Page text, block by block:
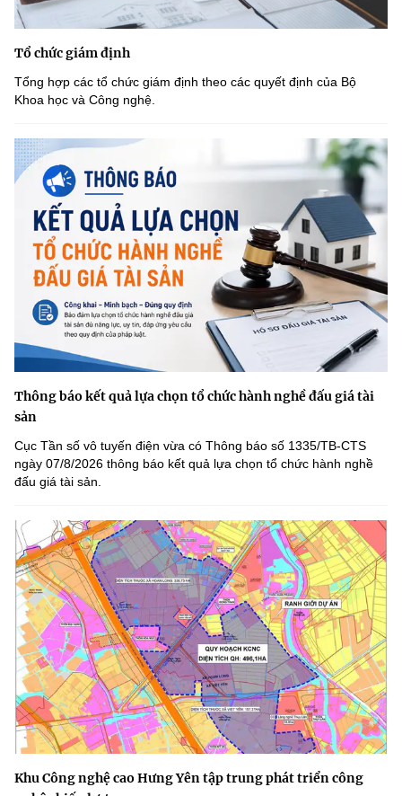
Tổ chức giám định
Tổng hợp các tổ chức giám định theo các quyết định của Bộ
Khoa học và Công nghệ.
Thông báo kết quả lựa chọn tổ chức hành nghề đấu giá tài
sản
Cục Tần số vô tuyến điện vừa có Thông báo số 1335/TB-CTS
ngày 07/8/2026 thông báo kết quả lựa chọn tổ chức hành nghề
đấu giá tài sản.
Khu Công nghệ cao Hưng Yên tập trung phát triển công